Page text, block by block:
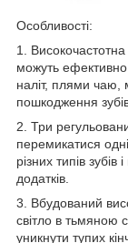
Особливості:
1. Високочастотна
можуть ефективно
наліт, плями чаю,
пошкодження
2. Три
перемикатися
різних типів
додатків.
3. Вбудований
світло в тьмяною
уникнути тупих